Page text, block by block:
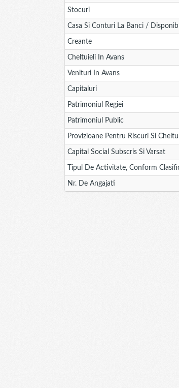
Stocuri
Casa Si Conturi La Banci /
Creante
Cheltuieli In Avans
Venituri In Avans
Capitaluri
Patrimoniul Regiei
Patrimoniul Public
Provizioane Pentru Riscuri Si
Capital Social Subscris Si Varsat
Tipul De Activitate, Conform
Nr. De Angajati